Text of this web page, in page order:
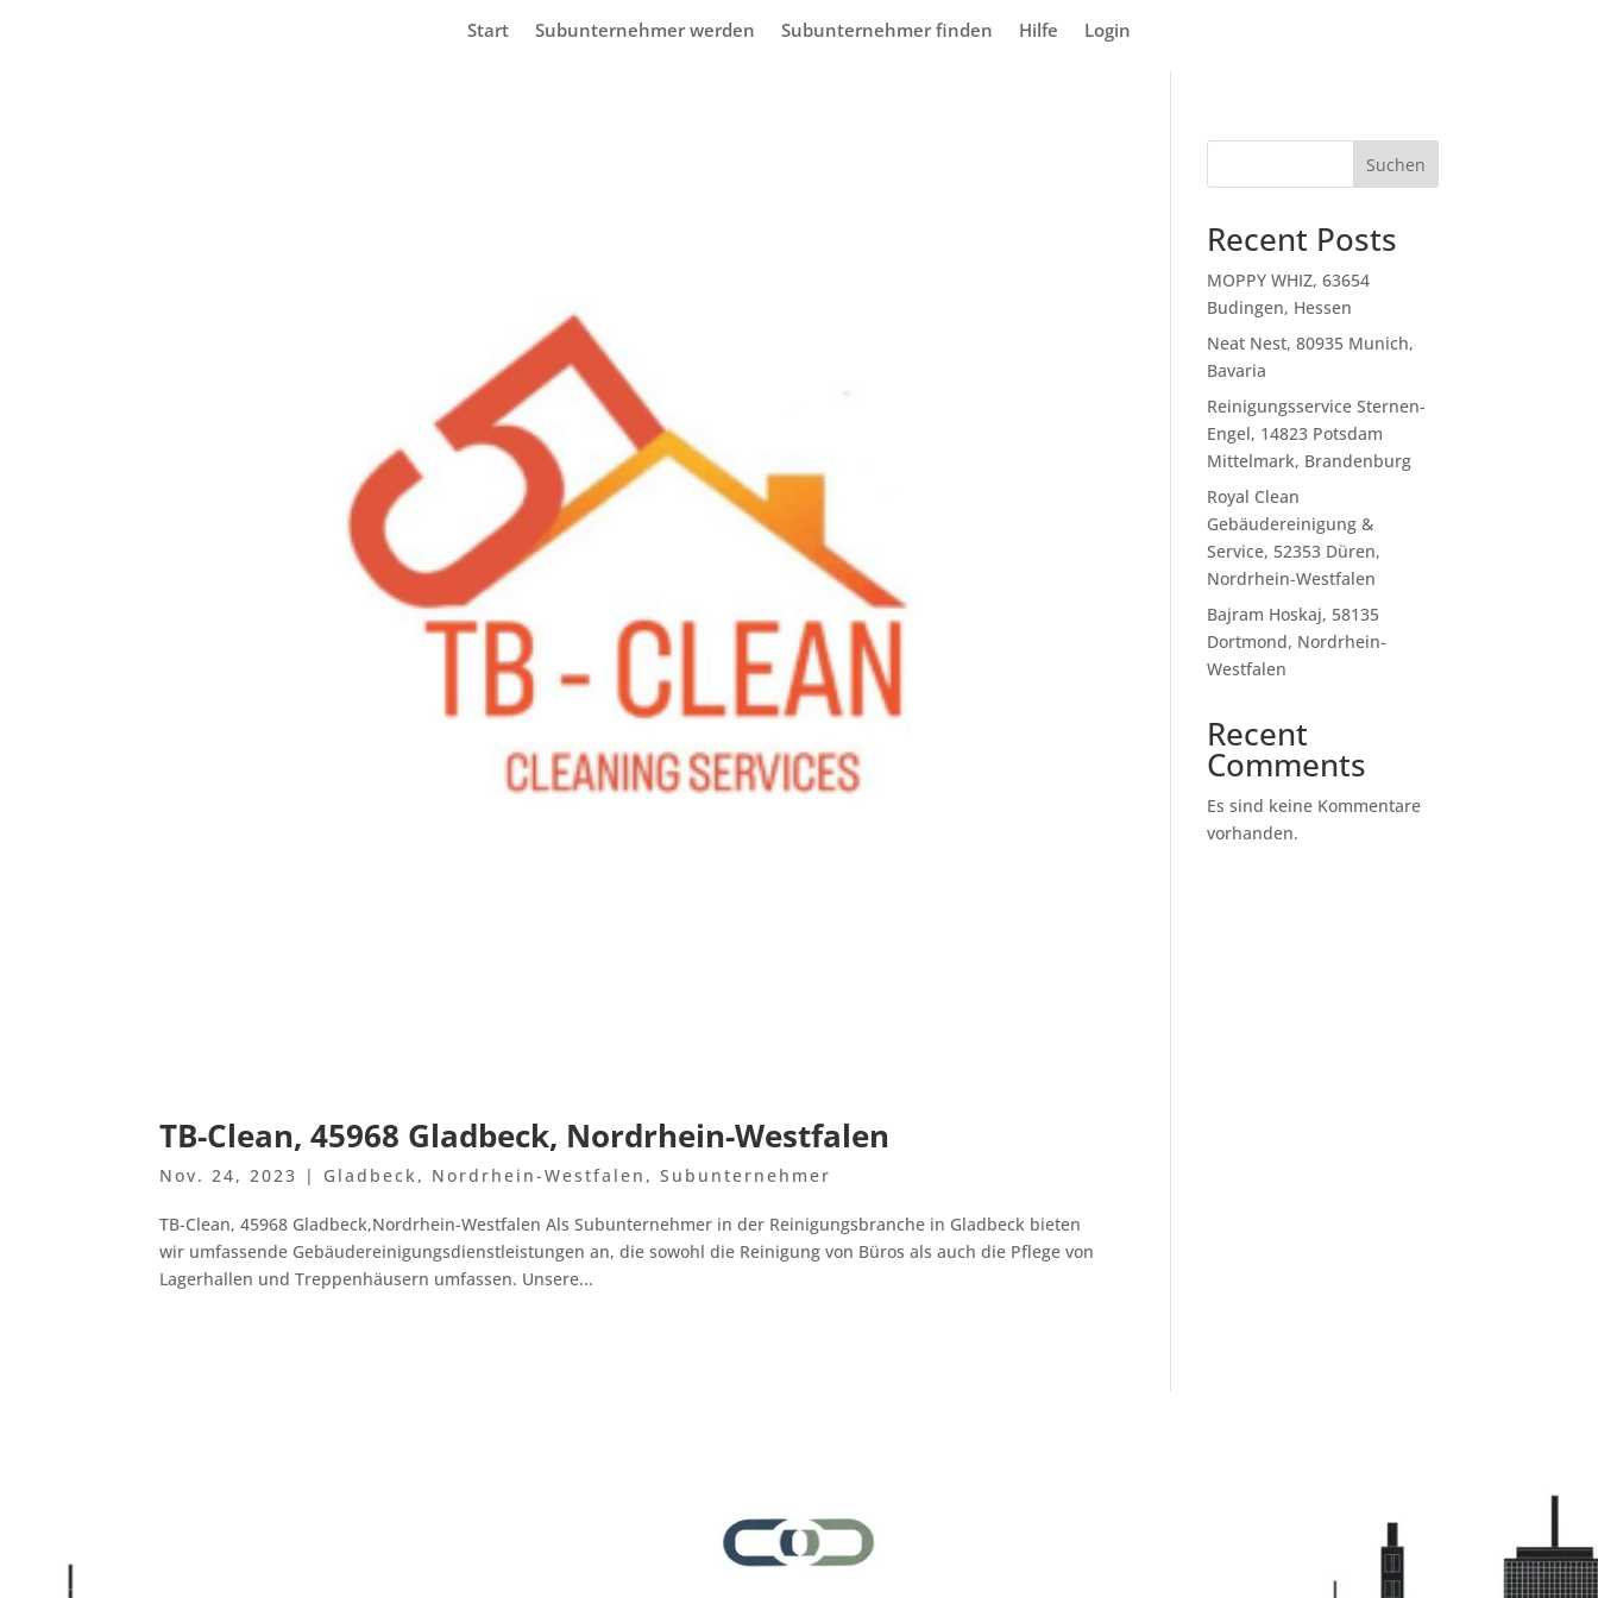
Start Subunternehmer werden Subunternehmer finden Hilfe Login
TB-Clean, 45968 Gladbeck, Nordrhein-Westfalen
Nov. 24, 2023 | Gladbeck , Nordrhein-Westfalen ,Subunternehmer
TB-Clean, 45968 Gladbeck,Nordrhein-Westfalen Als Subunternehmer in der Reinigungsbranche in Gladbeck bieten
wir umfassende Gebäudereinigungsdienstleistungen an, die sowohl die Reinigung von Büros als auch die Pflege von
Lagerhallen und Treppenhäusern umfassen. Unsere...
Suchen
Recent Posts
MOPPY WHIZ, 63654
Budingen, Hessen
Neat Nest, 80935 Munich,
Bavaria
Reinigungsservice Sternen-
Engel, 14823 Potsdam
Mittelmark, Brandenburg
Royal Clean
Gebäudereinigung &
Service, 52353 Düren,
Nordrhein-Westfalen
Bajram Hoskaj, 58135
Dortmond, Nordrhein-
Westfalen
Recent
Comments
Es sind keine Kommentare
vorhanden.